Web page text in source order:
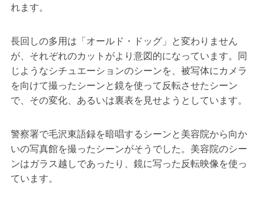
れます。
長回しの多用は「オールド・ドッグ」と変わりません
が、それぞれのカットがより意図的になっています。同
じようなシチュエーションのシーンを、被写体にカメラ
を向けて撮ったシーンと鏡を使って反転させたシーン
で、その変化、あるいは裏表を見せようとしています。
警察署で毛沢東語録を暗唱するシーンと美容院から向か
いの写真館を撮ったシーンがそうでした。美容院のシー
ンはガラス越しであったり、鏡に写った反転映像を使っ
ています。